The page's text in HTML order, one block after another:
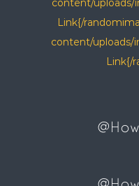
content/uploads/
Link{/
content/uploads/
Link{/